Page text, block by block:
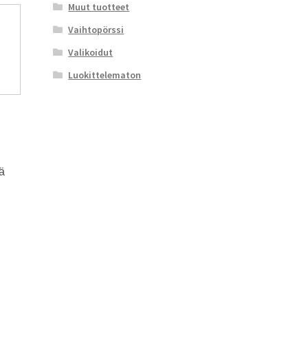
Muut tuotteet
Vaihtopörssi
Valikoidut
Luokittelematon